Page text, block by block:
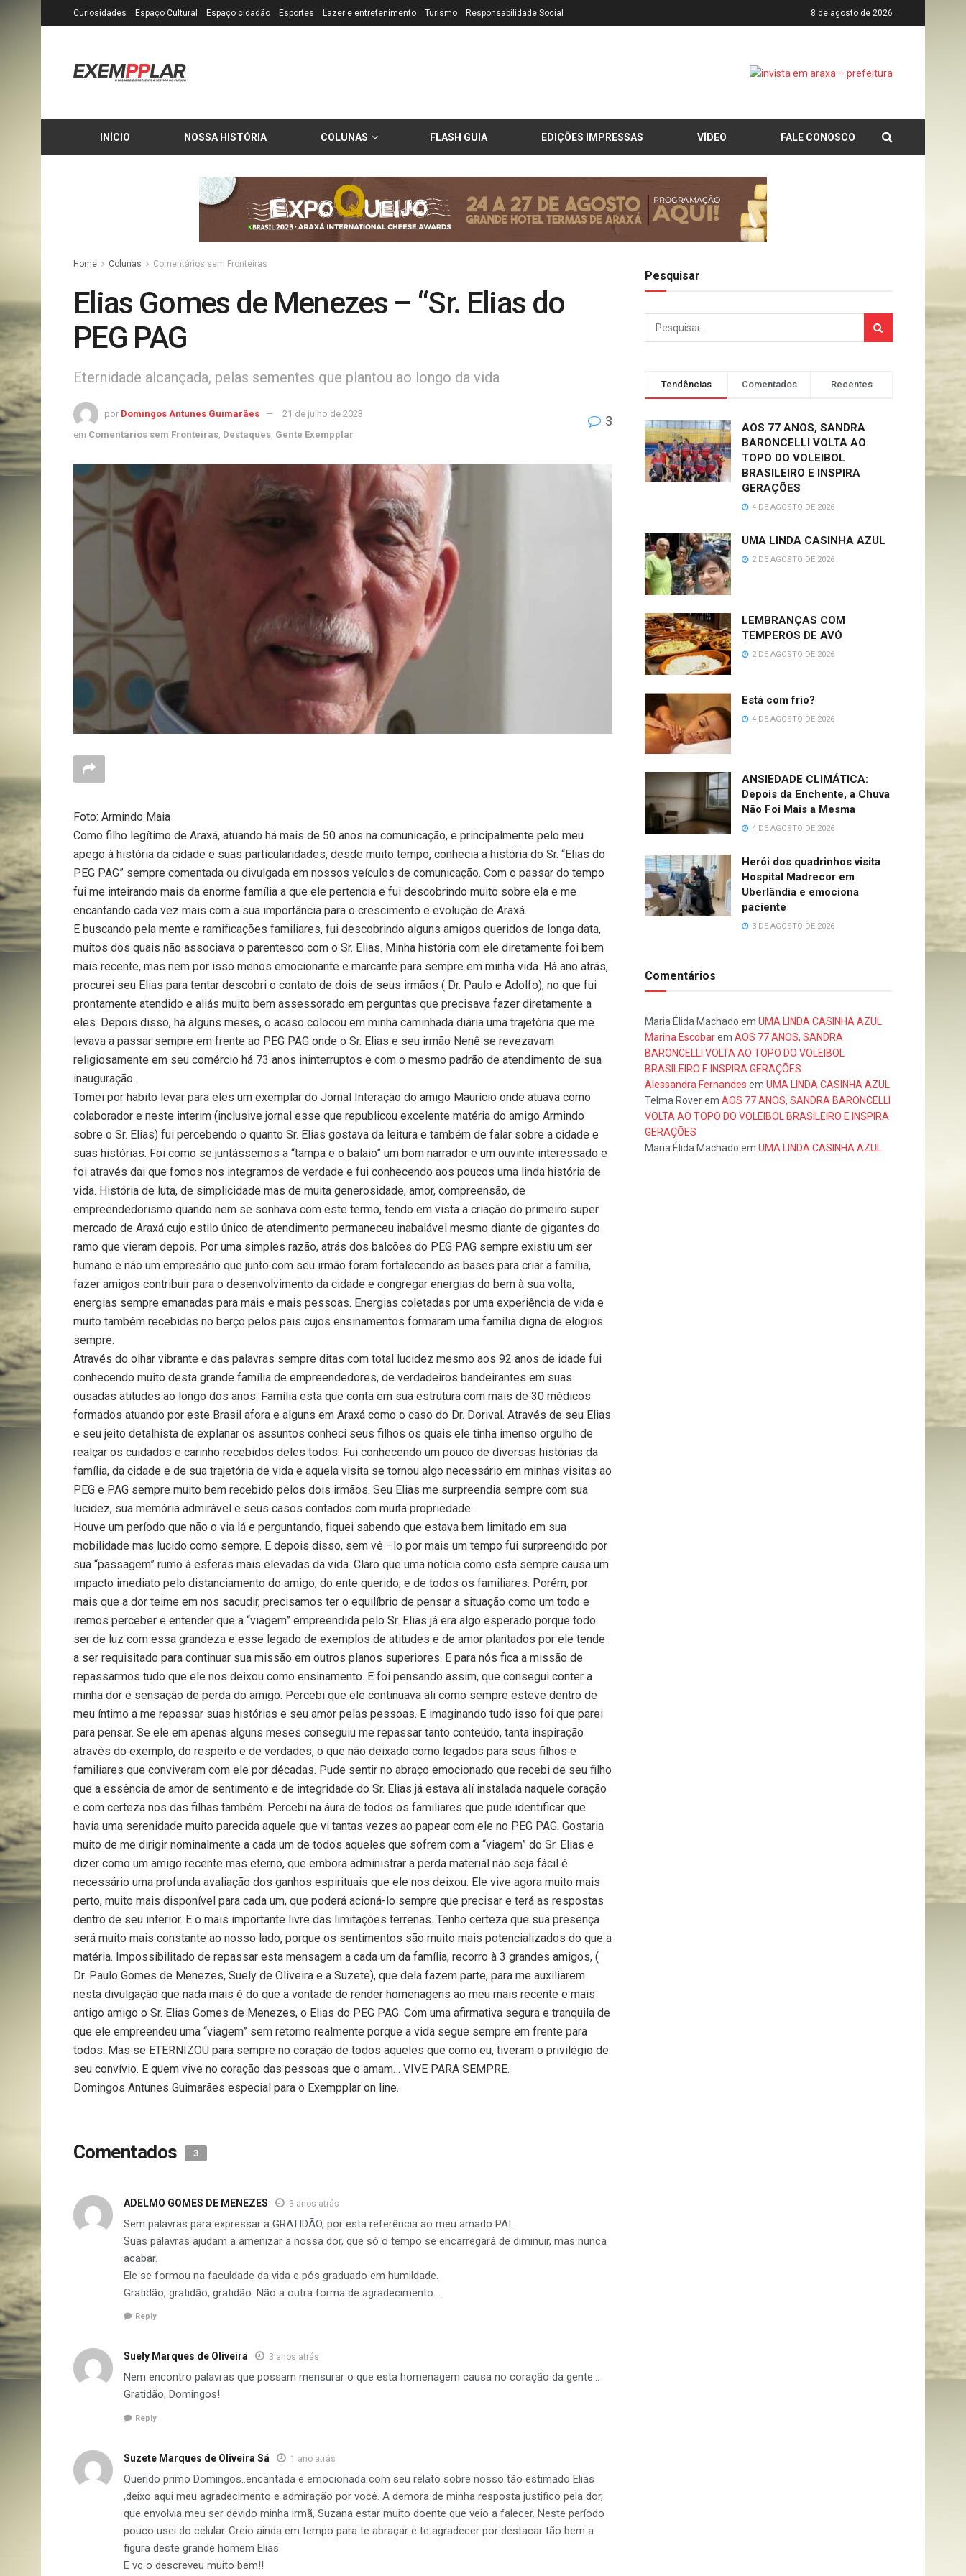
Curiosidades Espaço Cultural Espaço cidadão Esportes Lazer e entretenimento Turismo Responsabilidade Social 8 de agosto de 2026
INÍCIO NOSSA HISTÓRIA COLUNAS FLASH GUIA EDIÇÕES IMPRESSAS VÍDEO FALE CONOSCO
Home Colunas Comentários sem Fronteiras
Elias Gomes de Menezes – “Sr. Elias do
PEG PAG
Eternidade alcançada, pelas sementes que plantou ao longo da vida
por Domingos Antunes Guimarães
21 de julho de 2023
em Comentários sem Fronteiras Destaques Gente Exempplar
3
Foto: Armindo Maia
Como filho legítimo de Araxá, atuando há mais de 50 anos na comunicação, e principalmente pelo meu
apego à história da cidade e suas particularidades, desde muito tempo, conhecia a história do Sr. “Elias do
PEG PAG” sempre comentada ou divulgada em nossos veículos de comunicação. Com o passar do tempo
fui me inteirando mais da enorme família a que ele pertencia e fui descobrindo muito sobre ela e me
encantando cada vez mais com a sua importância para o crescimento e evolução de Araxá.
E buscando pela mente e ramificações familiares, fui descobrindo alguns amigos queridos de longa data,
muitos dos quais não associava o parentesco com o Sr. Elias. Minha história com ele diretamente foi bem
mais recente, mas nem por isso menos emocionante e marcante para sempre em minha vida. Há ano atrás,
procurei seu Elias para tentar descobri o contato de dois de seus irmãos ( Dr. Paulo e Adolfo), no que fui
prontamente atendido e aliás muito bem assessorado em perguntas que precisava fazer diretamente a
eles. Depois disso, há alguns meses, o acaso colocou em minha caminhada diária uma trajetória que me
levava a passar sempre em frente ao PEG PAG onde o Sr. Elias e seu irmão Nenê se revezavam
religiosamente em seu comércio há 73 anos ininterruptos e com o mesmo padrão de atendimento de sua
inauguração.
Tomei por habito levar para eles um exemplar do Jornal Interação do amigo Maurício onde atuava como
colaborador e neste interim (inclusive jornal esse que republicou excelente matéria do amigo Armindo
sobre o Sr. Elias) fui percebendo o quanto Sr. Elias gostava da leitura e também de falar sobre a cidade e
suas histórias. Foi como se juntássemos a “tampa e o balaio” um bom narrador e um ouvinte interessado e
foi através dai que fomos nos integramos de verdade e fui conhecendo aos poucos uma linda história de
vida. História de luta, de simplicidade mas de muita generosidade, amor, compreensão, de
empreendedorismo quando nem se sonhava com este termo, tendo em vista a criação do primeiro super
mercado de Araxá cujo estilo único de atendimento permaneceu inabalável mesmo diante de gigantes do
ramo que vieram depois. Por uma simples razão, atrás dos balcões do PEG PAG sempre existiu um ser
humano e não um empresário que junto com seu irmão foram fortalecendo as bases para criar a família,
fazer amigos contribuir para o desenvolvimento da cidade e congregar energias do bem à sua volta,
energias sempre emanadas para mais e mais pessoas. Energias coletadas por uma experiência de vida e
muito também recebidas no berço pelos pais cujos ensinamentos formaram uma família digna de elogios
sempre.
Através do olhar vibrante e das palavras sempre ditas com total lucidez mesmo aos 92 anos de idade fui
conhecendo muito desta grande família de empreendedores, de verdadeiros bandeirantes em suas
ousadas atitudes ao longo dos anos. Família esta que conta em sua estrutura com mais de 30 médicos
formados atuando por este Brasil afora e alguns em Araxá como o caso do Dr. Dorival. Através de seu Elias
e seu jeito detalhista de explanar os assuntos conheci seus filhos os quais ele tinha imenso orgulho de
realçar os cuidados e carinho recebidos deles todos. Fui conhecendo um pouco de diversas histórias da
família, da cidade e de sua trajetória de vida e aquela visita se tornou algo necessário em minhas visitas ao
PEG e PAG sempre muito bem recebido pelos dois irmãos. Seu Elias me surpreendia sempre com sua
lucidez, sua memória admirável e seus casos contados com muita propriedade.
Houve um período que não o via lá e perguntando, fiquei sabendo que estava bem limitado em sua
mobilidade mas lucido como sempre. E depois disso, sem vê –lo por mais um tempo fui surpreendido por
sua “passagem” rumo à esferas mais elevadas da vida. Claro que uma notícia como esta sempre causa um
impacto imediato pelo distanciamento do amigo, do ente querido, e de todos os familiares. Porém, por
mais que a dor teime em nos sacudir, precisamos ter o equilíbrio de pensar a situação como um todo e
iremos perceber e entender que a “viagem” empreendida pelo Sr. Elias já era algo esperado porque todo
ser de luz com essa grandeza e esse legado de exemplos de atitudes e de amor plantados por ele tende
a ser requisitado para continuar sua missão em outros planos superiores. E para nós fica a missão de
repassarmos tudo que ele nos deixou como ensinamento. E foi pensando assim, que consegui conter a
minha dor e sensação de perda do amigo. Percebi que ele continuava ali como sempre esteve dentro de
meu íntimo a me repassar suas histórias e seu amor pelas pessoas. E imaginando tudo isso foi que parei
para pensar. Se ele em apenas alguns meses conseguiu me repassar tanto conteúdo, tanta inspiração
através do exemplo, do respeito e de verdades, o que não deixado como legados para seus filhos e
familiares que conviveram com ele por décadas. Pude sentir no abraço emocionado que recebi de seu filho
que a essência de amor de sentimento e de integridade do Sr. Elias já estava alí instalada naquele coração
e com certeza nos das filhas também. Percebi na áura de todos os familiares que pude identificar que
havia uma serenidade muito parecida aquele que vi tantas vezes ao papear com ele no PEG PAG. Gostaria
muito de me dirigir nominalmente a cada um de todos aqueles que sofrem com a “viagem” do Sr. Elias e
dizer como um amigo recente mas eterno, que embora administrar a perda material não seja fácil é
necessário uma profunda avaliação dos ganhos espirituais que ele nos deixou. Ele vive agora muito mais
perto, muito mais disponível para cada um, que poderá acioná-lo sempre que precisar e terá as respostas
dentro de seu interior. E o mais importante livre das limitações terrenas. Tenho certeza que sua presença
será muito mais constante ao nosso lado, porque os sentimentos são muito mais potencializados do que a
matéria. Impossibilitado de repassar esta mensagem a cada um da família, recorro à 3 grandes amigos, (
Dr. Paulo Gomes de Menezes, Suely de Oliveira e a Suzete), que dela fazem parte, para me auxiliarem
nesta divulgação que nada mais é do que a vontade de render homenagens ao meu mais recente e mais
antigo amigo o Sr. Elias Gomes de Menezes, o Elias do PEG PAG. Com uma afirmativa segura e tranquila de
que ele empreendeu uma “viagem” sem retorno realmente porque a vida segue sempre em frente para
todos. Mas se ETERNIZOU para sempre no coração de todos aqueles que como eu, tiveram o privilégio de
seu convívio. E quem vive no coração das pessoas que o amam… VIVE PARA SEMPRE.
Domingos Antunes Guimarães especial para o Exempplar on line.
Comentados 3
ADELMO GOMES DE MENEZES 3 anos atrás
Sem palavras para expressar a GRATIDÃO, por esta referência ao meu amado PAI.
Suas palavras ajudam a amenizar a nossa dor, que só o tempo se encarregará de diminuir, mas nunca
acabar.
Ele se formou na faculdade da vida e pós graduado em humildade.
Gratidão, gratidão, gratidão. Não a outra forma de agradecimento. .
Reply
Suely Marques de Oliveira 3 anos atrás
Nem encontro palavras que possam mensurar o que esta homenagem causa no coração da gente…
Gratidão, Domingos!
Reply
Suzete Marques de Oliveira Sá 1 ano atrás
Querido primo Domingos..encantada e emocionada com seu relato sobre nosso tão estimado Elias
,deixo aqui meu agradecimento e admiração por você. A demora de minha resposta justifico pela dor,
que envolvia meu ser devido minha irmã, Suzana estar muito doente que veio a falecer. Neste período
pouco usei do celular..Creio ainda em tempo para te abraçar e te agradecer por destacar tão bem a
figura deste grande homem Elias.
E vc o descreveu muito bem!!
Pesquisar
Tendências Comentados Recentes
AOS 77 ANOS, SANDRA
BARONCELLI VOLTA AO
TOPO DO VOLEIBOL
BRASILEIRO E INSPIRA
GERAÇÕES
4 DE AGOSTO DE 2026
UMA LINDA CASINHA AZUL
2 DE AGOSTO DE 2026
LEMBRANÇAS COM
TEMPEROS DE AVÓ
2 DE AGOSTO DE 2026
Está com frio?
4 DE AGOSTO DE 2026
ANSIEDADE CLIMÁTICA:
Depois da Enchente, a Chuva
Não Foi Mais a Mesma
4 DE AGOSTO DE 2026
Herói dos quadrinhos visita
Hospital Madrecor em
Uberlândia e emociona
paciente
3 DE AGOSTO DE 2026
Comentários
Maria Élida Machado em UMA LINDA CASINHA AZUL
Marina Escobarem AOS 77 ANOS, SANDRA
BARONCELLI VOLTA AO TOPO DO VOLEIBOL
BRASILEIRO E INSPIRA GERAÇÕES
Alessandra Fernandes em UMA LINDA CASINHA AZUL
Telma Roverem AOS 77 ANOS, SANDRA BARONCELLI
VOLTA AO TOPO DO VOLEIBOL BRASILEIRO E INSPIRA
GERAÇÕES
Maria Élida Machado em UMA LINDA CASINHA AZUL